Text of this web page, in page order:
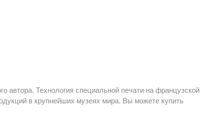
Технология специальной печати на французской
в крупнейших музеях мира. Вы можете купить